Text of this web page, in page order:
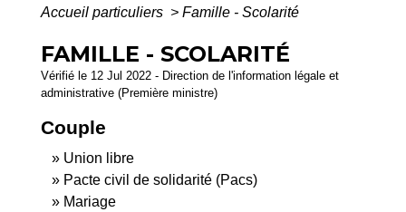
Accueil particuliers > Famille - Scolarité
FAMILLE - SCOLARITÉ
Vérifié le 12 Jul 2022 - Direction de l'information légale et
administrative (Première ministre)
Couple
Union libre
Pacte civil de solidarité (Pacs)
Mariage